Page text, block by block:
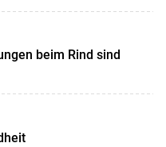
beim Rind sind